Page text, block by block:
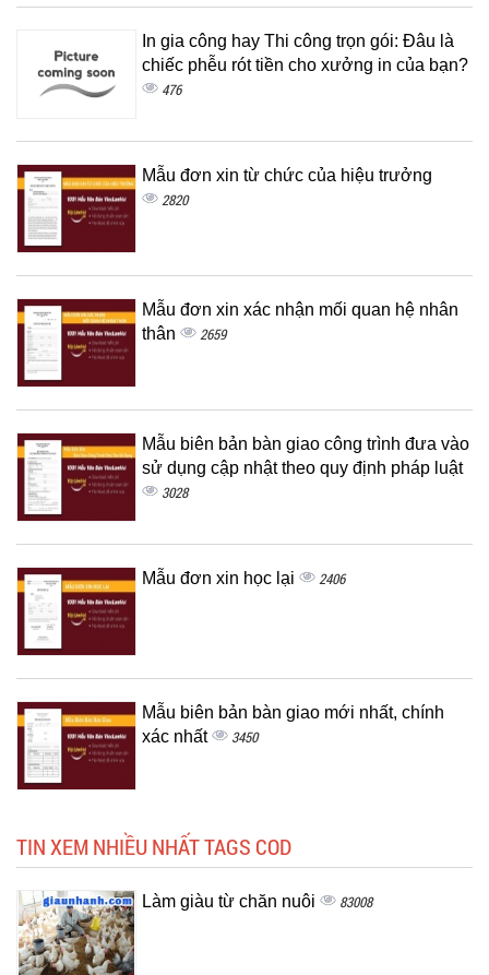
In gia công hay Thi công trọn gói: Đâu là
chiếc phễu rót tiền cho xưởng in của bạn?
476
Mẫu đơn xin từ chức của hiệu trưởng
2820
Mẫu đơn xin xác nhận mối quan hệ nhân
thân
2659
Mẫu biên bản bàn giao công trình đưa vào
sử dụng cập nhật theo quy định pháp luật
3028
Mẫu đơn xin học lại 2406
Mẫu biên bản bàn giao mới nhất, chính
xác nhất
3450
TIN XEM NHIỀU NHẤT TAGS COD
Làm giàu từ chăn nuôi 83008